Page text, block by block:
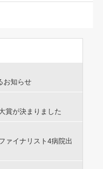
お知らせ
賞が決まりました
ァイナリスト4病院出